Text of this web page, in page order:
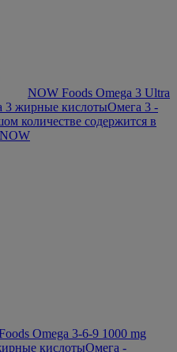
NOW Foods Omega 3 Ultra
3 жирные кислотыОмега 3 -
количестве содержится в
NOW
Omega 3-6-9 1000 mg
кислотыОмега -